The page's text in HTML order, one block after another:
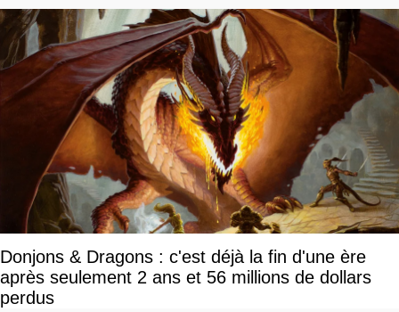
Donjons & Dragons : c'est déjà la fin d'une ère
après seulement 2 ans et 56 millions de dollars
perdus